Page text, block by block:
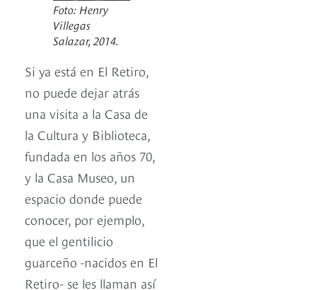
Foto: Henry
Villegas
Salazar, 2014.
Si ya está en El Retiro,
no puede dejar atrás
una visita a la Casa de
la Cultura y Biblioteca,
fundada en los años 70,
y la Casa Museo, un
espacio donde puede
conocer, por ejemplo,
que el gentilicio
guarceño -nacidos en El
Retiro- se les llaman así